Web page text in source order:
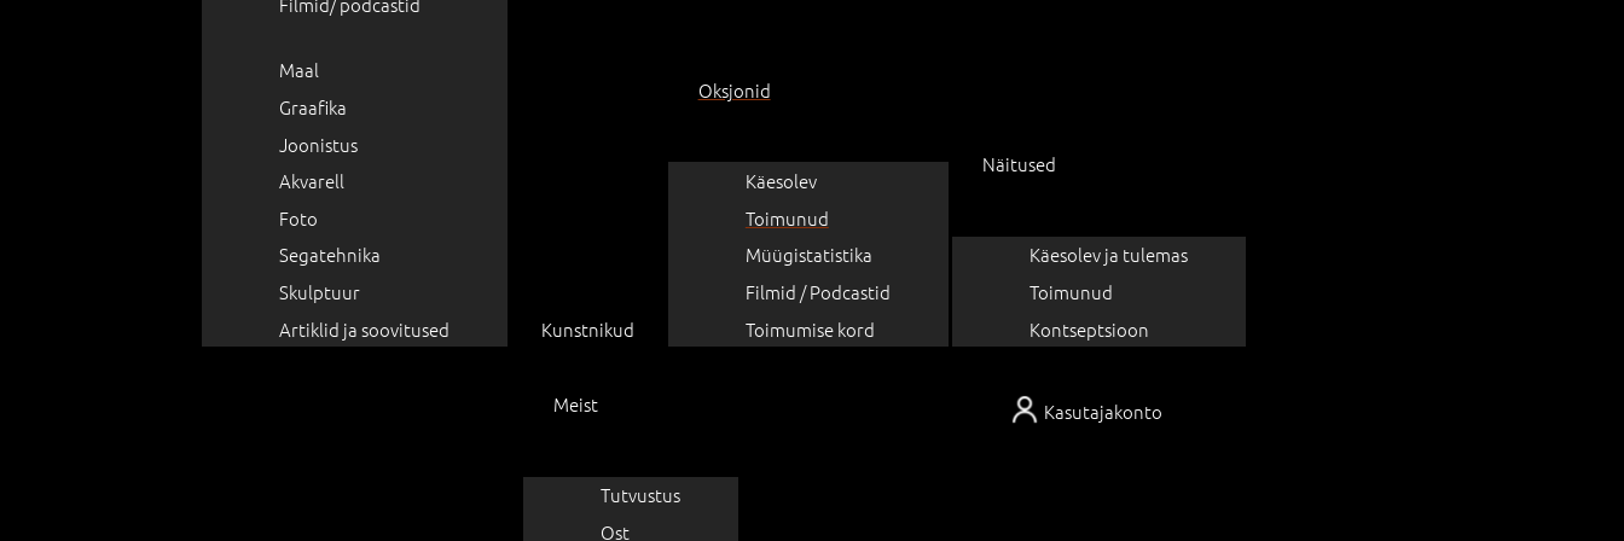
Kasutajakonto
Maal
Graafika
Joonistus
Akvarell
Foto
Segatehnika
Skulptuur
Artiklid ja soovitused
Kunstnikud
Oksjonid
Käesolev
Toimunud
Müügistatistika
Filmid / Podcastid
Toimumise kord
Näitused
Käesolev ja tulemas
Toimunud
Kontseptsioon
Meist
Tutvustus
Ost